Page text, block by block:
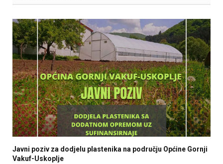
Javni poziv za dodjelu plastenika na području Općine Gornji
Vakuf-Uskoplje